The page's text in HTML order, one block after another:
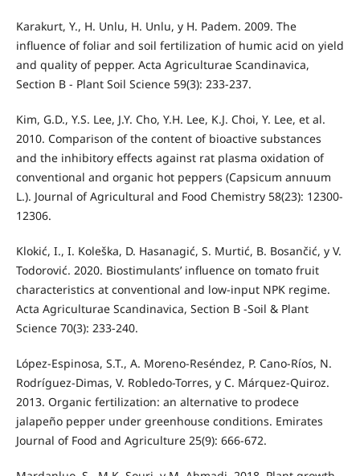
Karakurt, Y., H. Unlu, H. Unlu, y H. Padem. 2009. The
influence of foliar and soil fertilization of humic acid on yield
and quality of pepper. Acta Agriculturae Scandinavica,
Section B - Plant Soil Science 59(3): 233-237.
Kim, G.D., Y.S. Lee, J.Y. Cho, Y.H. Lee, K.J. Choi, Y. Lee, et al.
2010. Comparison of the content of bioactive substances
and the inhibitory effects against rat plasma oxidation of
conventional and organic hot peppers (Capsicum annuum
L.). Journal of Agricultural and Food Chemistry 58(23): 12300-
12306.
Klokić, I., I. Koleška, D. Hasanagić, S. Murtić, B. Bosančić, y V.
Todorović. 2020. Biostimulants’ influence on tomato fruit
characteristics at conventional and low-input NPK regime.
Acta Agriculturae Scandinavica, Section B -Soil & Plant
Science 70(3): 233-240.
López-Espinosa, S.T., A. Moreno-Reséndez, P. Cano-Ríos, N.
Rodríguez-Dimas, V. Robledo-Torres, y C. Márquez-Quiroz.
2013. Organic fertilization: an alternative to prodece
jalapeño pepper under greenhouse conditions. Emirates
Journal of Food and Agriculture 25(9): 666-672.